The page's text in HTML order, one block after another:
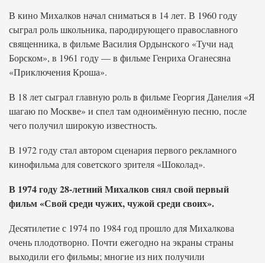
В кино Михалков начал сниматься в 14 лет. В 1960 году
сыграл роль школьника, пародирующего православного
священника, в фильме Василия Ордынского «Тучи над
Борском», в 1961 году — в фильме Генриха Оганесяна
«Приключения Кроша».
В 18 лет сыграл главную роль в фильме Георгия Данелия «Я
шагаю по Москве» и спел там одноимённую песню, после
чего получил широкую известность.
В 1972 году стал автором сценария первого рекламного
кинофильма для советского зрителя «Шоколад».
В 1974 году 28-летний Михалков снял свой первый
фильм «Свой среди чужих, чужой среди своих».
Десятилетие с 1974 по 1984 год прошло для Михалкова
очень плодотворно. Почти ежегодно на экраны страны
выходили его фильмы; многие из них получили